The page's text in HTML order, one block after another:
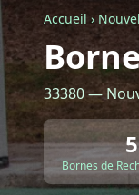
Accueil ›
33380 —
5
Bornes de